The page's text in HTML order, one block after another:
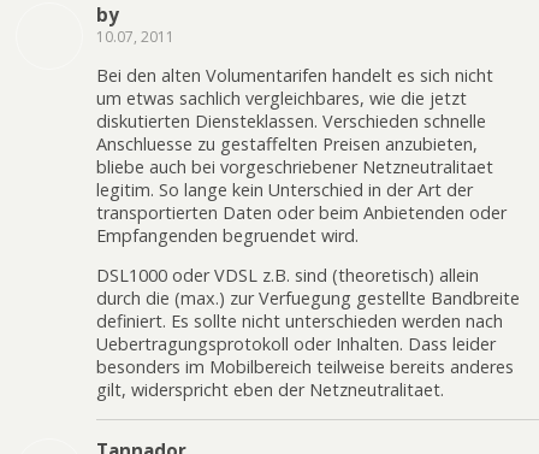
by
10.07, 2011
Bei den alten Volumentarifen handelt es sich nicht
um etwas sachlich vergleichbares, wie die jetzt
diskutierten Diensteklassen. Verschieden schnelle
Anschluesse zu gestaffelten Preisen anzubieten,
bliebe auch bei vorgeschriebener Netzneutralitaet
legitim. So lange kein Unterschied in der Art der
transportierten Daten oder beim Anbietenden oder
Empfangenden begruendet wird.
DSL1000 oder VDSL z.B. sind (theoretisch) allein
durch die (max.) zur Verfuegung gestellte Bandbreite
definiert. Es sollte nicht unterschieden werden nach
Uebertragungsprotokoll oder Inhalten. Dass leider
besonders im Mobilbereich teilweise bereits anderes
gilt, widerspricht eben der Netzneutralitaet.